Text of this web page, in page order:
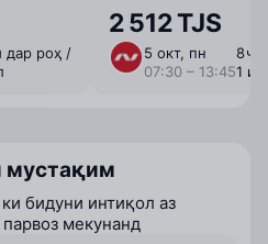
дар роҳ /
2 512 TJS
5 окт, пн
07:30 – 13:45
8 ⁠ч
1
мустақим
бидуни интиқол аз
мекунанд